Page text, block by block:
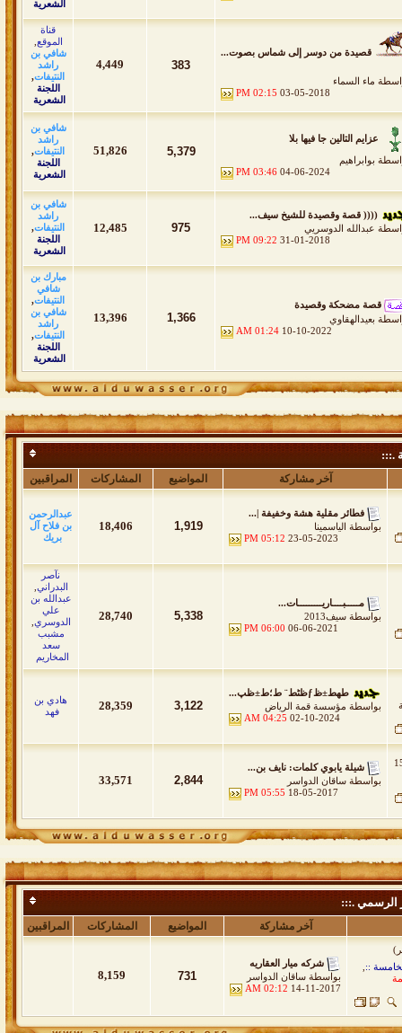
الشعرية
قصيدة من دوسر إلى شماس بصوت...
ماء السماء
03-05-2018
02:15 PM
383
4,449
قناة
الموقع
شافي بن
راشد
النتيفات,
اللجنة
الشعرية
عزايم التالين جا فيها بلا
بوابراهيم
04-06-2024
03:46 PM
5,379
51,826
شافي بن
راشد
النتيفات,
اللجنة
الشعرية
(((( قصة وقصيدة للشيخ سيف...
عبدالله الدوسريي
31-01-2018
09:22 PM
975
12,485
شافي بن
راشد
النتيفات,
اللجنة
الشعرية
قصة مضحكة وقصيدة
بعيدالهقاوي
10-10-2022
01:24 AM
1,366
13,396
مبارك بن
شافي
النتيفات,
شافي بن
راشد
النتيفات,
اللجنة
الشعرية
.:::
آخر مشاركة المواضيع المشاركات المراقبين
فطائر مقلية هشة وخفيفة |...
بواسطة الياسمينا
23-05-2023
05:12 PM
1,919
18,406
عبدالرحمن
بن فلاح آل
بريك
مـــــبــــاريـــــــــات...
بواسطة سيف2013
06-06-2021
06:00 PM
5,338
28,740
نآصر
البدراني
عبدالله بن
علي
الدوسري
مشبب
سعد
المخاريم
طھط±ظƒظٹط¨ ط؛ط±ظپ...
بواسطة مؤسسة قمة الرياض
02-10-2024
04:25 AM
3,122
28,359
هادي بن
فهد
153
شيلة يابوي كلمات: نايف بن...
بواسطة ساقان الدواسر
18-05-2017
05:55 PM
2,844
33,571
الرسمي .:::
آخر مشاركة المواضيع المشاركات المراقبين
::
شركه ميار العقاريه
بواسطة ساقان الدواسر
14-11-2017
02:12 AM
731
8,159